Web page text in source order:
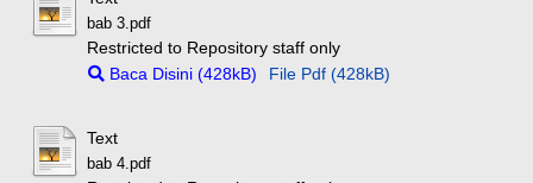
bab 3.pdf
Restricted to Repository staff only
Baca Disini (428kB)
File Pdf (428kB)
Text
bab 4.pdf